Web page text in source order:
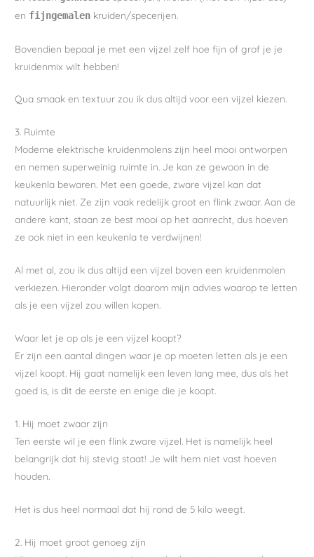
en fijngemalen kruiden/specerijen.
Bovendien bepaal je met een vijzel zelf hoe fijn of grof je je
kruidenmix wilt hebben!
Qua smaak en textuur zou ik dus altijd voor een vijzel kiezen.
3. Ruimte
Moderne elektrische kruidenmolens zijn heel mooi ontworpen
en nemen superweinig ruimte in. Je kan ze gewoon in de
keukenla bewaren. Met een goede, zware vijzel kan dat
natuurlijk niet. Ze zijn vaak redelijk groot en flink zwaar. Aan de
andere kant, staan ze best mooi op het aanrecht, dus hoeven
ze ook niet in een keukenla te verdwijnen!
Al met al, zou ik dus altijd een vijzel boven een kruidenmolen
verkiezen. Hieronder volgt daarom mijn advies waarop te letten
als je een vijzel zou willen kopen.
Waar let je op als je een vijzel koopt?
Er zijn een aantal dingen waar je op moeten letten als je een
vijzel koopt. Hij gaat namelijk een leven lang mee, dus als het
goed is, is dit de eerste en enige die je koopt.
1. Hij moet zwaar zijn
Ten eerste wil je een flink zware vijzel. Het is namelijk heel
belangrijk dat hij stevig staat! Je wilt hem niet vast hoeven
houden.
Het is dus heel normaal dat hij rond de 5 kilo weegt.
2. Hij moet groot genoeg zijn